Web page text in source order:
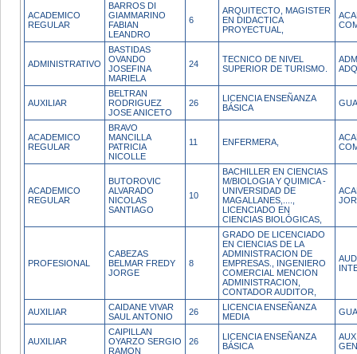
ACADEMICO
REGULAR
BARROS DI
GIAMMARINO
FABIAN
LEANDRO
6
ARQUITECTO, MAGISTER
EN DIDACTICA
PROYECTUAL,
ADMINISTRATIVO
BASTIDAS
OVANDO
JOSEFINA
MARIELA
24
TECNICO DE NIVEL
SUPERIOR DE TURISMO.
AUXILIAR
BELTRAN
RODRIGUEZ
JOSE ANICETO
26
LICENCIA ENSEÑANZA
BÁSICA
ACADEMICO
REGULAR
BRAVO
MANCILLA
PATRICIA
NICOLLE
11 ENFERMERA,
ACADEMICO
REGULAR
BUTOROVIC
ALVARADO
NICOLAS
SANTIAGO
10
BACHILLER EN CIENCIAS
M/BIOLOGIA Y QUIMICA -
UNIVERSIDAD DE
MAGALLANES,....,
LICENCIADO EN
CIENCIAS BIOLÓGICAS,
PROFESIONAL
CABEZAS
BELMAR FREDY
JORGE
8
GRADO DE LICENCIADO
EN CIENCIAS DE LA
ADMINISTRACION DE
EMPRESAS., INGENIERO
COMERCIAL MENCION
ADMINISTRACION,
CONTADOR AUDITOR,
AUXILIAR
CAIDANE VIVAR
SAUL ANTONIO
26
LICENCIA ENSEÑANZA
MEDIA
AUXILIAR
CAIPILLAN
OYARZO SERGIO
RAMON
26
LICENCIA ENSEÑANZA
BÁSICA